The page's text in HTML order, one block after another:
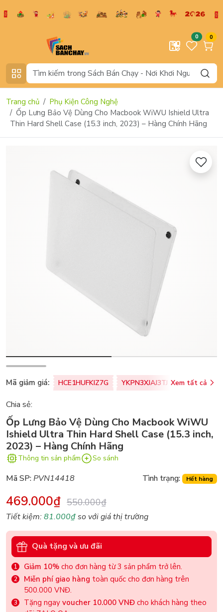
0 0
Trang chủ
Phụ Kiện Công Nghệ
Ốp Lưng Bảo Vệ Dùng Cho Macbook WiWU Ishield Ultra
Thin Hard Shell Case (15.3 inch, 2023) – Hàng Chính Hãng
Mã giảm giá: HCE1HUFKIZ7G YKPN3XJAJ3TJ Xem tất cả
Chia sẻ:
Ốp Lưng Bảo Vệ Dùng Cho Macbook WiWU
Ishield Ultra Thin Hard Shell Case (15.3 inch,
2023) – Hàng Chính Hãng
Thông tin sản phẩm So sánh
Mã SP:PVN14418 Tình trạng: Hết hàng
469.000₫ 550.000₫
Tiết kiệm:81.000₫so với giá thị trường
Quà tặng và ưu đãi
Giảm 10% cho đơn hàng từ 3 sản phẩm trở lên.
Miễn phí giao hàng toàn quốc cho đơn hàng trên
500.000 VNĐ.
Tặng ngay voucher 10.000 VNĐ cho khách hàng theo